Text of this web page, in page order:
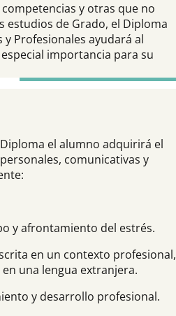
y otras que no
estudios de Grado, el Diploma
Profesionales ayudará al
importancia para su
el alumno adquirirá el
comunicativas y
y afrontamiento del estrés.
en un contexto profesional,
una lengua extranjera.
y desarrollo profesional.